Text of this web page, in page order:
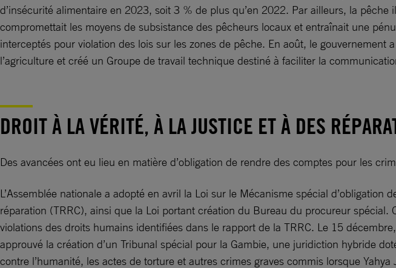
d’insécurité alimentaire en 2023, soit 3 % de plus qu’en 2022. Par ailleurs, la
compromettait les moyens de subsistance des pêcheurs locaux et entraînait une
interceptés pour violation des lois sur les zones de pêche. En août, le gouvernement
l’agriculture et créé un Groupe de travail technique destiné à faciliter la
DROIT À LA VÉRITÉ, À LA JUSTICE ET À DES
Des avancées ont eu lieu en matière d’obligation de rendre des comptes pour les
L’Assemblée nationale a adopté en avril la Loi sur le Mécanisme spécial
réparation (TRRC), ainsi que la Loi portant création du Bureau du procureur
violations des droits humains identifiées dans le rapport de la TRRC. Le 15
approuvé la création d’un Tribunal spécial pour la Gambie, une juridiction hybride
contre l’humanité, les actes de torture et autres crimes graves commis lorsque